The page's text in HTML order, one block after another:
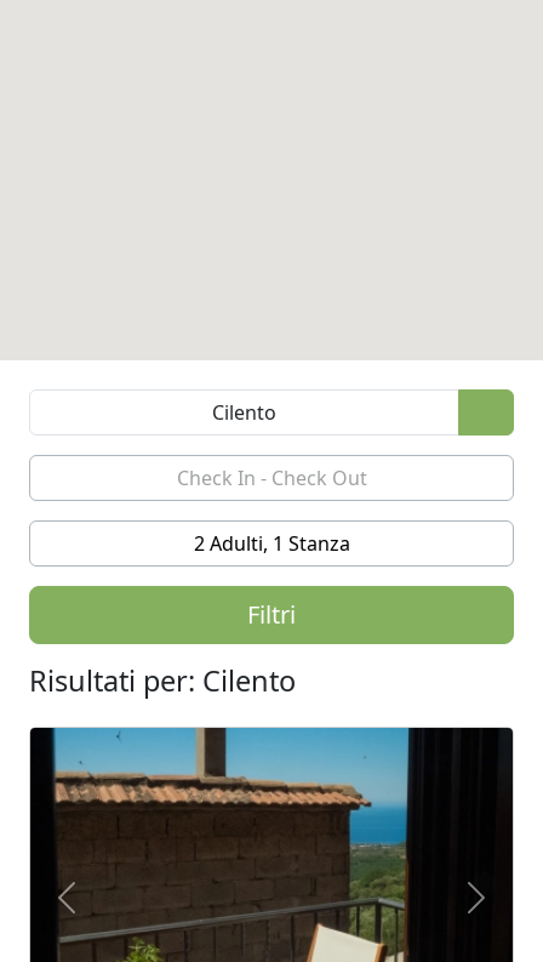
2 Adulti, 1 Stanza
Filtri
Risultati per: Cilento
Previous Next